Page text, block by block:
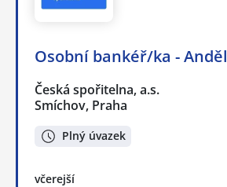
Osobní bankéř/ka - Anděl
Česká spořitelna, a.s.
Smíchov, Praha
Plný úvazek
včerejší